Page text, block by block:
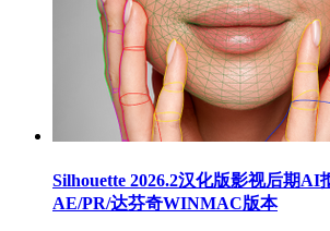
Silhouette 2026.2汉化版影视后期AI
AE/PR/达芬奇WINMAC版本